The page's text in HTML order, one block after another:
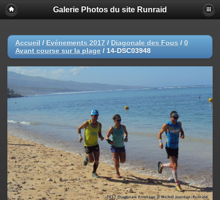
Galerie Photos du site Runraid
Accueil / Evénements 2017 / Diagonale des Fous / 0
Avant course sur la plage / 14-DSC03948